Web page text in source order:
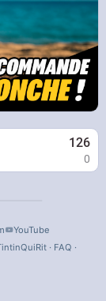
126
0
YouTube
· FAQ ·